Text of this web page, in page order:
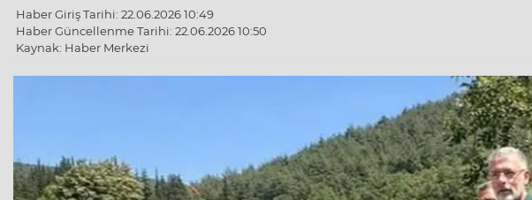
Haber Giriş Tarihi: 22.06.2026 10:49
Haber Güncellenme Tarihi: 22.06.2026 10:50
Kaynak: Haber Merkezi